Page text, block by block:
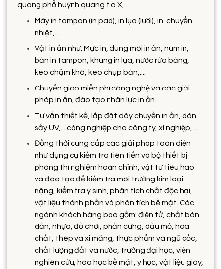
quang phổ huỳnh quang tia X,...
Máy in tampon (in pad), in lụa (lưới), in chuyển
nhiệt,...
Vật in ấn như: Mực in, dung môi in ấn, núm in,
bản in tampon, khung in lụa, nước rửa bảng,
keo chậm khô, keo chụp bản,....
Chuyển giao miễn phí công nghệ và các giải
pháp in ấn, đào tạo nhân lực in ấn.
Tư vấn thiết kế, lắp đặt dây chuyền in ấn, dàn
sấy UV,... công nghiệp cho công ty, xí nghiệp, ...
Đồng thời cung cấp các giải pháp toàn diện
như dụng cụ kiểm tra tiên tiến và bộ thiết bị
phòng thí nghiệm hoàn chỉnh, vật tư tiêu hao
và đào tạo để kiểm tra môi trường kim loại
nặng, kiểm tra y sinh, phân tích chất độc hại,
vật liệu thành phần và phân tích bề mặt. Các
ngành khách hàng bao gồm: điện tử, chất bán
dẫn, nhựa, đồ chơi, phần cứng, dầu mỏ, hóa
chất, thép và xi măng, thực phẩm và ngũ cốc,
chất lượng đất và nước, trường đại học, viện
nghiên cứu, hóa học bề mặt, y học, vật liệu giày,